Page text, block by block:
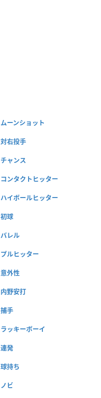
ムーンショット
対右投手
チャンス
コンタクトヒッター
ハイボールヒッター
初球
バレル
プルヒッター
意外性
内野安打
捕手
ラッキーボーイ
連発
球持ち
ノビ